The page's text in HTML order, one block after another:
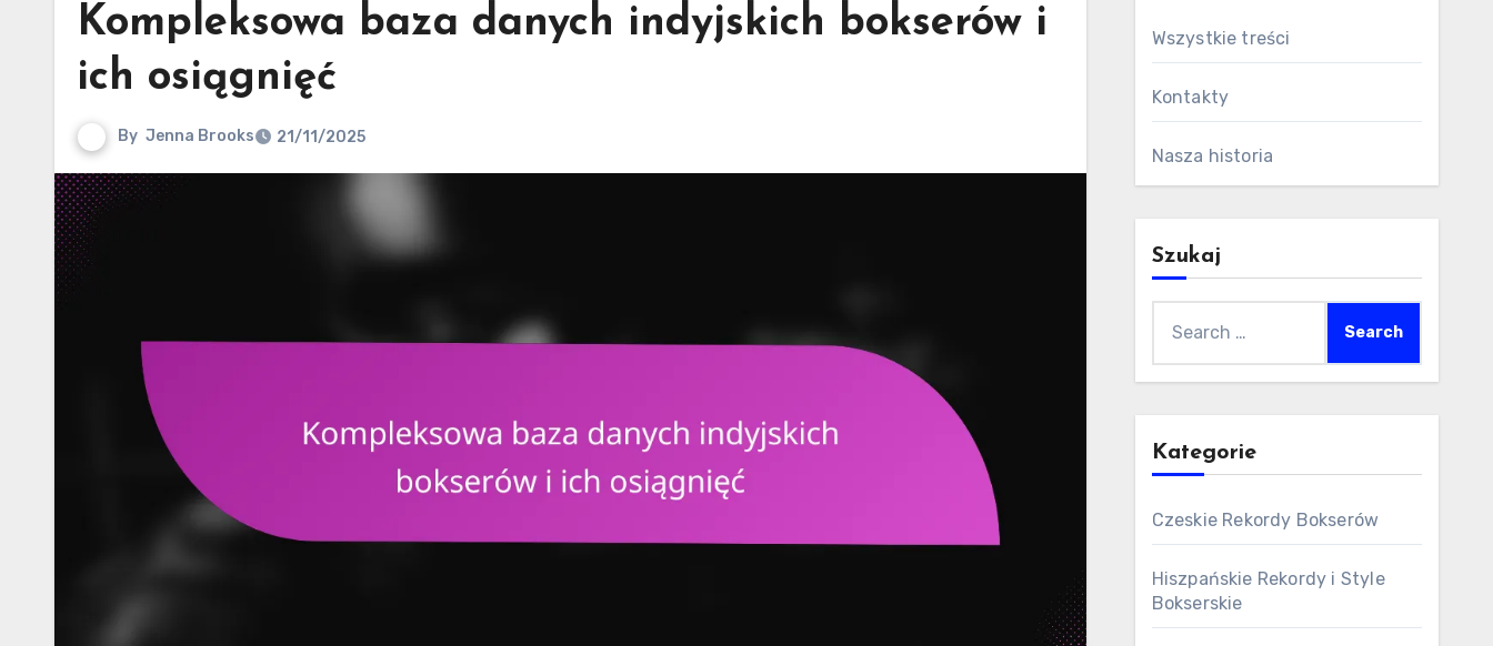
Kompleksowa baza danych indyjskich bokserów i
ich osiągnięć
By Jenna Brooks 21/11/2025
Wszystkie treści
Kontakty
Nasza historia
Szukaj
for:
Kategorie
Czeskie Rekordy Bokserów
Hiszpańskie Rekordy i Style
Bokserskie